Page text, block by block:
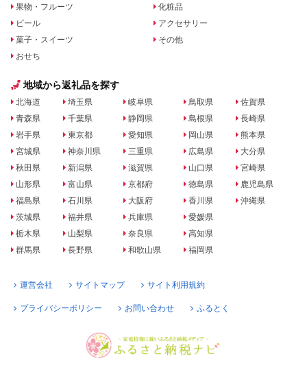
果物・フルーツ
ビール
菓子・スイーツ
おせち
化粧品
アクセサリー
その他
地域から返礼品を探す
北海道
青森県
岩手県
宮城県
秋田県
山形県
福島県
茨城県
栃木県
群馬県
埼玉県
千葉県
東京都
神奈川県
新潟県
富山県
石川県
福井県
山梨県
長野県
岐阜県
静岡県
愛知県
三重県
滋賀県
京都府
大阪府
兵庫県
奈良県
和歌山県
鳥取県
島根県
岡山県
広島県
山口県
徳島県
香川県
愛媛県
高知県
福岡県
佐賀県
長崎県
熊本県
大分県
宮崎県
鹿児島県
沖縄県
運営会社 サイトマップ サイト利用規約
プライバシーポリシー お問い合わせ ふるとく